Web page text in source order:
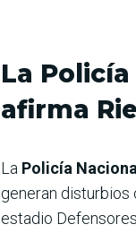
La
afirma
La Policía
generan disturbios
estadio